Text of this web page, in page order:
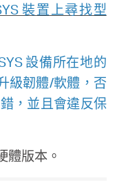
裝置上尋找型
設備所在地的
級韌體/軟體，否
，並且會違反保
體版本。